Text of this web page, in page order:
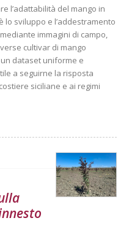
l’adattabilità del mango in
lo sviluppo e l’addestramento
immagini di campo,
cultivar di mango
dataset uniforme e
a seguirne la risposta
siciliane e ai regimi